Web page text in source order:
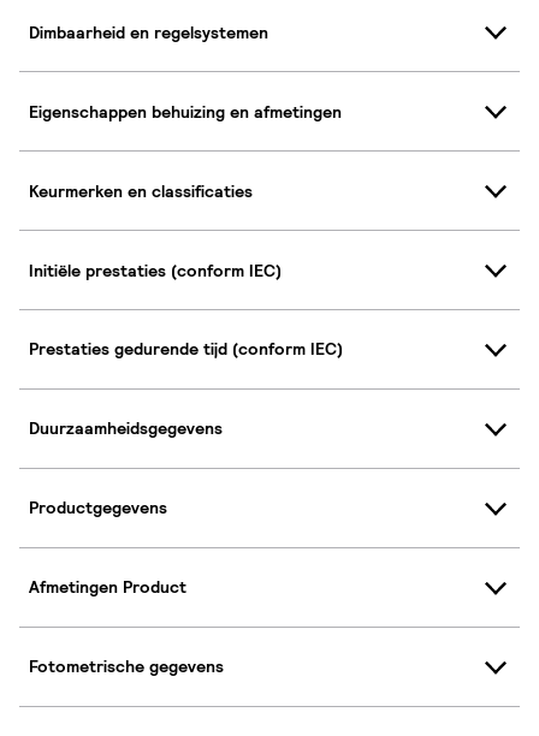
Dimbaarheid en regelsystemen
Eigenschappen behuizing en afmetingen
Keurmerken en classificaties
Initiële prestaties (conform IEC)
Prestaties gedurende tijd (conform IEC)
Duurzaamheidsgegevens
Productgegevens
Afmetingen Product
Fotometrische gegevens